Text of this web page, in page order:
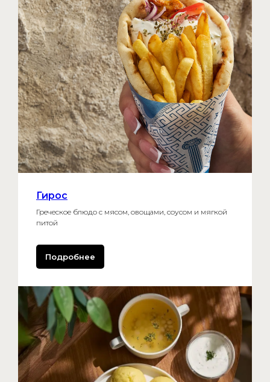
Гирос
Греческое блюдо с мясом, овощами, соусом и мягкой
питой
Подробнее